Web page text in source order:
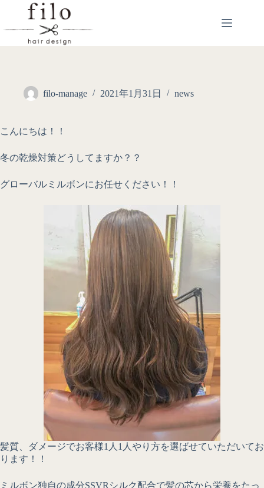
filo-manage 2021年1月31日 news
こんにちは！！
冬の乾燥対策どうしてますか？？
グローバルミルボンにお任せください！！
髪質、ダメージでお客様1人1人やり方を選ばせていただいてお
ります！！
ミルボン独自の成分SSVRシルク配合で髪の芯から栄養をたっ